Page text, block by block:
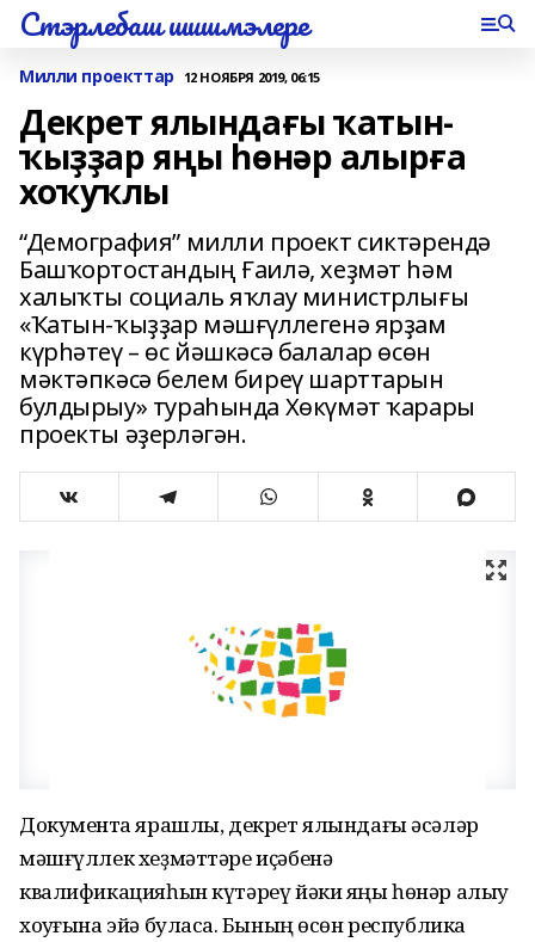
Стэрлебаш шишмэлере
Милли проекттар 12 НОЯБРЯ 2019, 06:15
Декрет ялындағы ҡатын-
ҡыҙҙар яңы һөнәр алырға
хоҡуҡлы
“Демография” милли проект сиктәрендә
Башҡортостандың Ғаилә, хеҙмәт һәм
халыҡты социаль яҡлау министрлығы
«Ҡатын-ҡыҙҙар мәшғүллегенә ярҙам
күрһәтеү – өс йәшкәсә балалар өсөн
мәктәпкәсә белем биреү шарттарын
булдырыу» тураһында Хөкүмәт ҡарары
проекты әҙерләгән.
Документҡа ярашлы, декрет ялындағы әсәләр
мәшғүллек хеҙмәттәре иҫәбенә
квалификацияһын күтәреү йәки яңы һөнәр алыу
хоҡуғына эйә буласаҡ. Бының өсөн республика